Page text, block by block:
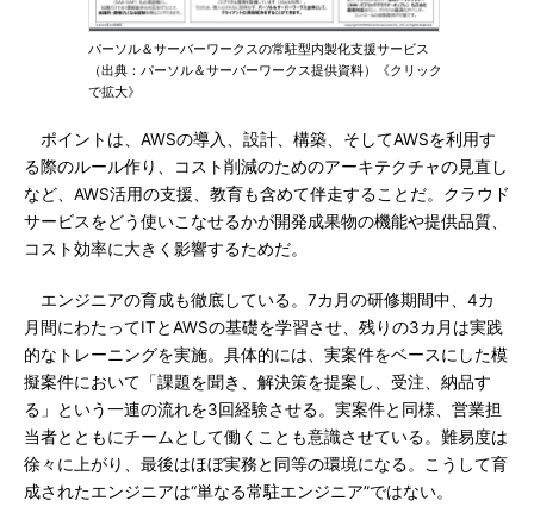
パーソル＆サーバーワークスの常駐型内製化支援サービス
（出典：パーソル＆サーバーワークス提供資料）《クリック
で拡大》
ポイントは、AWSの導入、設計、構築、そしてAWSを利用す
る際のルール作り、コスト削減のためのアーキテクチャの見直し
など、AWS活用の支援、教育も含めて伴走することだ。クラウド
サービスをどう使いこなせるかが開発成果物の機能や提供品質、
コスト効率に大きく影響するためだ。
エンジニアの育成も徹底している。7カ月の研修期間中、4カ
月間にわたってITとAWSの基礎を学習させ、残りの3カ月は実践
的なトレーニングを実施。具体的には、実案件をベースにした模
擬案件において「課題を聞き、解決策を提案し、受注、納品す
る」という一連の流れを3回経験させる。実案件と同様、営業担
当者とともにチームとして働くことも意識させている。難易度は
徐々に上がり、最後はほぼ実務と同等の環境になる。こうして育
成されたエンジニアは“単なる常駐エンジニア”ではない。